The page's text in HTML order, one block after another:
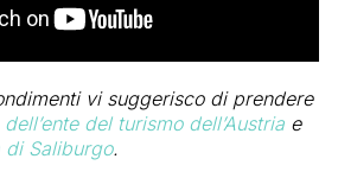
vi suggerisco di prendere
del turismo dell’Austria e
Saliburgo.